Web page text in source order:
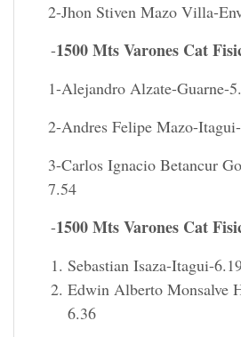
2-Jhon Stiven Mazo Villa-
-1500 Mts Varones Cat
1-Alejandro Alzate-Guarne-
2-Andres Felipe Mazo-
3-Carlos Ignacio Betancur
7.54
-1500 Mts Varones Cat
Sebastian Isaza-Itagui-
Edwin Alberto Monsalve
6.36